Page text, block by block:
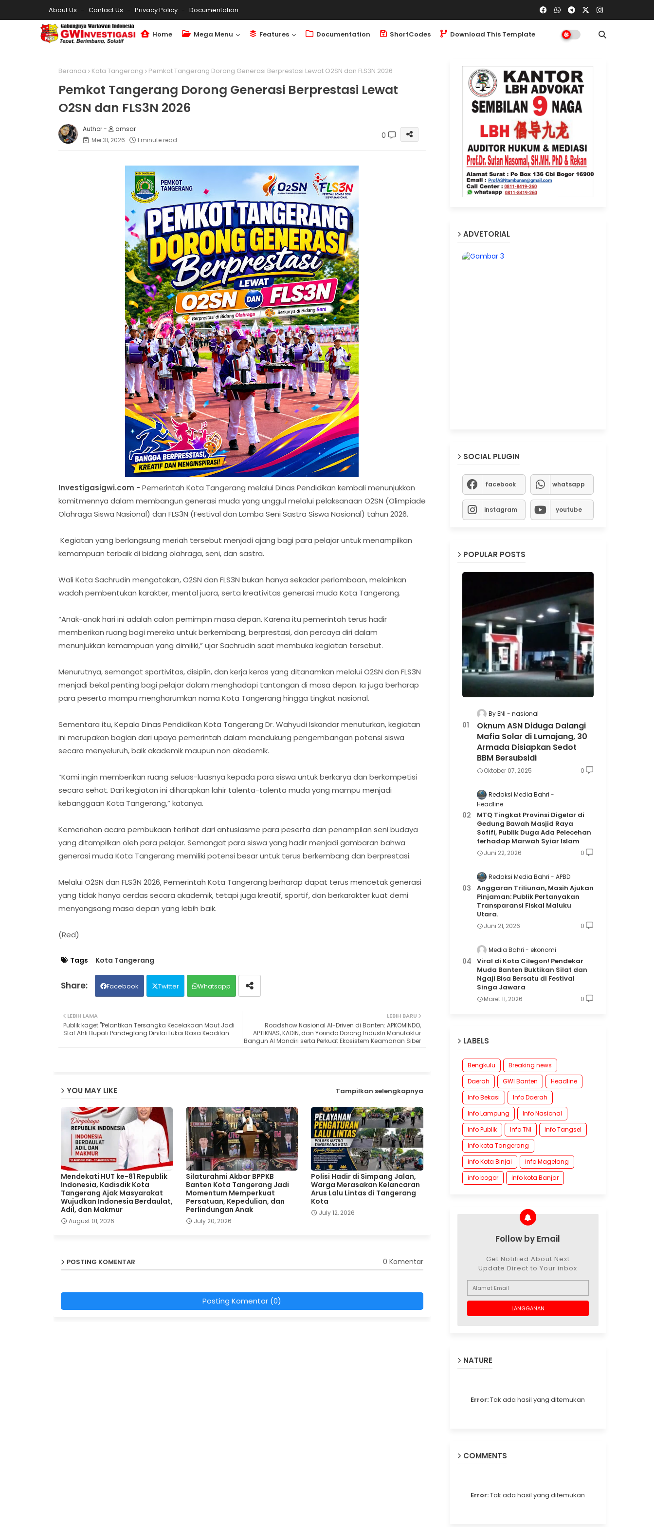
About Us Contact Us Privacy Policy Documentation
Home Mega Menu Features Documentation ShortCodes Download This Template
Beranda Kota Tangerang Pemkot Tangerang Dorong Generasi Berprestasi Lewat O2SN dan FLS3N 2026
Pemkot Tangerang Dorong Generasi Berprestasi Lewat
O2SN dan FLS3N 2026
amsar
Mei 31, 2026
1 minute read 0
Investigasigwi.com - Pemerintah Kota Tangerang melalui Dinas Pendidikan kembali menunjukkan
komitmennya dalam membangun generasi muda yang unggul melalui pelaksanaan O2SN (Olimpiade
Olahraga Siswa Nasional) dan FLS3N (Festival dan Lomba Seni Sastra Siswa Nasional) tahun 2026.
Kegiatan yang berlangsung meriah tersebut menjadi ajang bagi para pelajar untuk menampilkan
kemampuan terbaik di bidang olahraga, seni, dan sastra.
Wali Kota Sachrudin mengatakan, O2SN dan FLS3N bukan hanya sekadar perlombaan, melainkan
wadah pembentukan karakter, mental juara, serta kreativitas generasi muda Kota Tangerang.
“Anak-anak hari ini adalah calon pemimpin masa depan. Karena itu pemerintah terus hadir
memberikan ruang bagi mereka untuk berkembang, berprestasi, dan percaya diri dalam
menunjukkan kemampuan yang dimiliki,” ujar Sachrudin saat membuka kegiatan tersebut.
Menurutnya, semangat sportivitas, disiplin, dan kerja keras yang ditanamkan melalui O2SN dan FLS3N
menjadi bekal penting bagi pelajar dalam menghadapi tantangan di masa depan. Ia juga berharap
para peserta mampu mengharumkan nama Kota Tangerang hingga tingkat nasional.
Sementara itu, Kepala Dinas Pendidikan Kota Tangerang Dr. Wahyudi Iskandar menuturkan, kegiatan
ini merupakan bagian dari upaya pemerintah dalam mendukung pengembangan potensi siswa
secara menyeluruh, baik akademik maupun non akademik.
“Kami ingin memberikan ruang seluas-luasnya kepada para siswa untuk berkarya dan berkompetisi
secara sehat. Dari kegiatan ini diharapkan lahir talenta-talenta muda yang mampu menjadi
kebanggaan Kota Tangerang,” katanya.
Kemeriahan acara pembukaan terlihat dari antusiasme para peserta dan penampilan seni budaya
yang ditampilkan oleh para pelajar. Semangat para siswa yang hadir menjadi gambaran bahwa
generasi muda Kota Tangerang memiliki potensi besar untuk terus berkembang dan berprestasi.
Melalui O2SN dan FLS3N 2026, Pemerintah Kota Tangerang berharap dapat terus mencetak generasi
yang tidak hanya cerdas secara akademik, tetapi juga kreatif, sportif, dan berkarakter kuat demi
menyongsong masa depan yang lebih baik.
(Red)
Tags Kota Tangerang
Facebook Twitter Whatsapp
LEBIH BARU
Roadshow Nasional AI-Driven di Banten: APKOMINDO,
APTIKNAS, KADIN, dan Yorindo Dorong Industri Manufaktur
Bangun AI Mandiri serta Perkuat Ekosistem Keamanan Siber
LEBIH LAMA
Publik kaget "Pelantikan Tersangka Kecelakaan Maut Jadi
Staf Ahli Bupati Pandeglang Dinilai Lukai Rasa Keadilan
YOU MAY LIKE Tampilkan selengkapnya
Mendekati HUT ke-81 Republik
Indonesia, Kadisdik Kota
Tangerang Ajak Masyarakat
Wujudkan Indonesia Berdaulat,
Adil, dan Makmur
August 01, 2026
Silaturahmi Akbar BPPKB
Banten Kota Tangerang Jadi
Momentum Memperkuat
Persatuan, Kepedulian, dan
Perlindungan Anak
July 20, 2026
Polisi Hadir di Simpang Jalan,
Warga Merasakan Kelancaran
Arus Lalu Lintas di Tangerang
Kota
July 12, 2026
POSTING KOMENTAR 0 Komentar
Posting Komentar (0)
ADVETORIAL
SOCIAL PLUGIN
facebook whatsapp
instagram youtube
POPULAR POSTS
By ENI nasional
Oknum ASN Diduga Dalangi
Mafia Solar di Lumajang, 30
Armada Disiapkan Sedot
BBM Bersubsidi
Oktober 07, 2025 0
Redaksi Media Bahri
Headline
MTQ Tingkat Provinsi Digelar di
Gedung Bawah Masjid Raya
Sofifi, Publik Duga Ada Pelecehan
terhadap Marwah Syiar Islam
Juni 22, 2026 0
Redaksi Media Bahri APBD
Anggaran Triliunan, Masih Ajukan
Pinjaman: Publik Pertanyakan
Transparansi Fiskal Maluku
Utara.
Juni 21, 2026 0
Media Bahri ekonomi
Viral di Kota Cilegon! Pendekar
Muda Banten Buktikan Silat dan
Ngaji Bisa Bersatu di Festival
Singa Jawara
Maret 11, 2026 0
LABELS
Bengkulu
Breaking news
Daerah
GWI Banten
Headline
Info Bekasi
Info Daerah
Info Lampung
Info Nasional
Info Publik
Info TNI
Info Tangsel
Info kota Tangerang
info Kota Binjai
info Magelang
info bogor
info kota Banjar
Follow by Email
Get Notified About Next
Update Direct to Your inbox
NATURE
Error:Tak ada hasil yang ditemukan
COMMENTS
Error:Tak ada hasil yang ditemukan